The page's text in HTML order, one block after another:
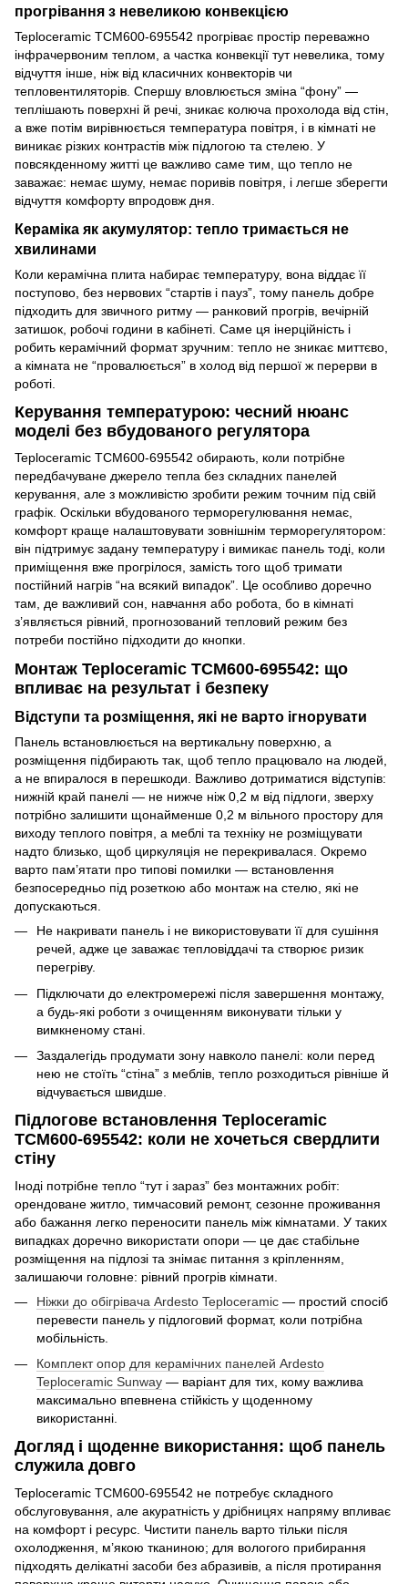
прогрівання з невеликою конвекцією
Teploceramic TCM600-695542 прогріває простір переважно
інфрачервоним теплом, а частка конвекції тут невелика, тому
відчуття інше, ніж від класичних конвекторів чи
тепловентиляторів. Спершу вловлюється зміна “фону” —
теплішають поверхні й речі, зникає колюча прохолода від стін,
а вже потім вирівнюється температура повітря, і в кімнаті не
виникає різких контрастів між підлогою та стелею. У
повсякденному житті це важливо саме тим, що тепло не
заважає: немає шуму, немає поривів повітря, і легше зберегти
відчуття комфорту впродовж дня.
Кераміка як акумулятор: тепло тримається не
хвилинами
Коли керамічна плита набирає температуру, вона віддає її
поступово, без нервових “стартів і пауз”, тому панель добре
підходить для звичного ритму — ранковий прогрів, вечірній
затишок, робочі години в кабінеті. Саме ця інерційність і
робить керамічний формат зручним: тепло не зникає миттєво,
а кімната не “провалюється” в холод від першої ж перерви в
роботі.
Керування температурою: чесний нюанс
моделі без вбудованого регулятора
Teploceramic TCM600-695542 обирають, коли потрібне
передбачуване джерело тепла без складних панелей
керування, але з можливістю зробити режим точним під свій
графік. Оскільки вбудованого терморегулювання немає,
комфорт краще налаштовувати зовнішнім терморегулятором:
він підтримує задану температуру і вимикає панель тоді, коли
приміщення вже прогрілося, замість того щоб тримати
постійний нагрів “на всякий випадок”. Це особливо доречно
там, де важливий сон, навчання або робота, бо в кімнаті
з’являється рівний, прогнозований тепловий режим без
потреби постійно підходити до кнопки.
Монтаж Teploceramic TCM600-695542: що
впливає на результат і безпеку
Відступи та розміщення, які не варто ігнорувати
Панель встановлюється на вертикальну поверхню, а
розміщення підбирають так, щоб тепло працювало на людей,
а не впиралося в перешкоди. Важливо дотриматися відступів:
нижній край панелі — не нижче ніж 0,2 м від підлоги, зверху
потрібно залишити щонайменше 0,2 м вільного простору для
виходу теплого повітря, а меблі та техніку не розміщувати
надто близько, щоб циркуляція не перекривалася. Окремо
варто пам’ятати про типові помилки — встановлення
безпосередньо під розеткою або монтаж на стелю, які не
допускаються.
Не накривати панель і не використовувати її для сушіння
речей, адже це заважає тепловіддачі та створює ризик
перегріву.
Підключати до електромережі після завершення монтажу,
а будь-які роботи з очищенням виконувати тільки у
вимкненому стані.
Заздалегідь продумати зону навколо панелі: коли перед
нею не стоїть “стіна” з меблів, тепло розходиться рівніше й
відчувається швидше.
Підлогове встановлення Teploceramic
TCM600-695542: коли не хочеться свердлити
стіну
Іноді потрібне тепло “тут і зараз” без монтажних робіт:
орендоване житло, тимчасовий ремонт, сезонне проживання
або бажання легко переносити панель між кімнатами. У таких
випадках доречно використати опори — це дає стабільне
розміщення на підлозі та знімає питання з кріпленням,
залишаючи головне: рівний прогрів кімнати.
Ніжки до обігрівача Ardesto Teploceramic — простий спосіб
перевести панель у підлоговий формат, коли потрібна
мобільність.
Комплект опор для керамічних панелей Ardesto
Teploceramic Sunway — варіант для тих, кому важлива
максимально впевнена стійкість у щоденному
використанні.
Догляд і щоденне використання: щоб панель
служила довго
Teploceramic TCM600-695542 не потребує складного
обслуговування, але акуратність у дрібницях напряму впливає
на комфорт і ресурс. Чистити панель варто тільки після
охолодження, м’якою тканиною; для вологого прибирання
підходять делікатні засоби без абразивів, а після протирання